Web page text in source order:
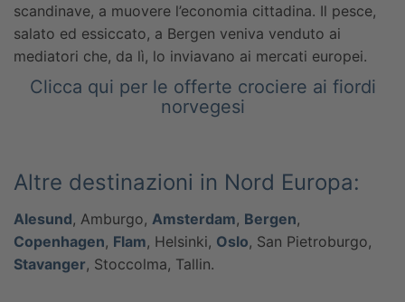
scandinave, a muovere l’economia cittadina. Il pesce,
salato ed essiccato, a Bergen veniva venduto ai
mediatori che, da lì, lo inviavano ai mercati europei.
Clicca qui per le offerte crociere ai fiordi
norvegesi
Altre destinazioni in Nord Europa:
Alesund, Amburgo, Amsterdam, Bergen,
Copenhagen, Flam, Helsinki, Oslo, San Pietroburgo,
Stavanger, Stoccolma, Tallin.